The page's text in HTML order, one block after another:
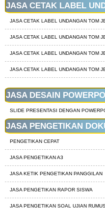
JASA CETAK LABEL
JASA CETAK LABEL UNDANGAN TOM
JASA CETAK LABEL UNDANGAN TOM
JASA CETAK LABEL UNDANGAN TOM
JASA CETAK LABEL UNDANGAN TOM
JASA DESAIN
SLIDE PRESENTASI DENGAN
JASA PENGETIKAN
PENGETIKAN CEPAT
JASA PENGETIKAN A3
JASA KETIK PENGETIKAN PANGGILAN
JASA PENGETIKAN RAPOR SISWA
JASA PENGETIKAN SOAL UJIAN